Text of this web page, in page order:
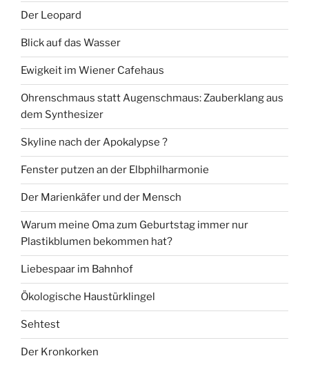
Der Leopard
Blick auf das Wasser
Ewigkeit im Wiener Cafehaus
Ohrenschmaus statt Augenschmaus: Zauberklang aus
dem Synthesizer
Skyline nach der Apokalypse ?
Fenster putzen an der Elbphilharmonie
Der Marienkäfer und der Mensch
Warum meine Oma zum Geburtstag immer nur
Plastikblumen bekommen hat?
Liebespaar im Bahnhof
Ökologische Haustürklingel
Sehtest
Der Kronkorken